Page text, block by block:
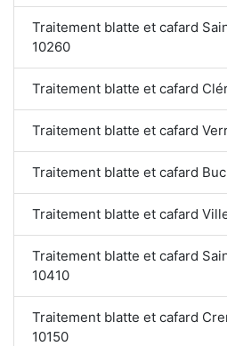
Traitement blatte et cafard
10260
Traitement blatte et cafard
Traitement blatte et cafard
Traitement blatte et cafard
Traitement blatte et cafard
Traitement blatte et cafard
10410
Traitement blatte et cafard
10150